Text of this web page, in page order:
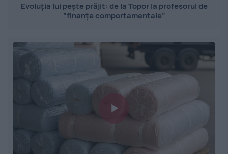
Evoluția lui pește prăjit: de la Topor la profesorul de
”finanțe comportamentale”